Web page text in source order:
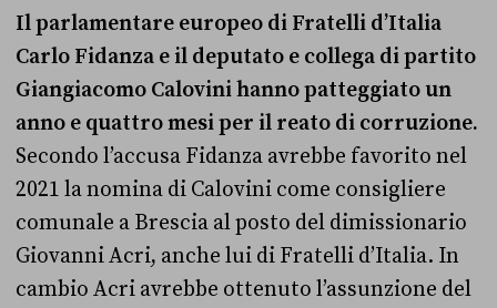
Il parlamentare europeo di Fratelli d’Italia
Carlo Fidanza e il deputato e collega di partito
Giangiacomo Calovini hanno patteggiato un
anno e quattro mesi per il reato di corruzione.
Secondo l’accusa Fidanza avrebbe favorito nel
2021 la nomina di Calovini come consigliere
comunale a Brescia al posto del dimissionario
Giovanni Acri, anche lui di Fratelli d’Italia. In
cambio Acri avrebbe ottenuto l’assunzione del